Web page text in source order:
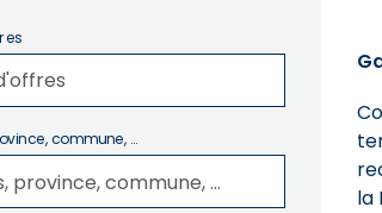
commune, ...
province, commune, ...
la